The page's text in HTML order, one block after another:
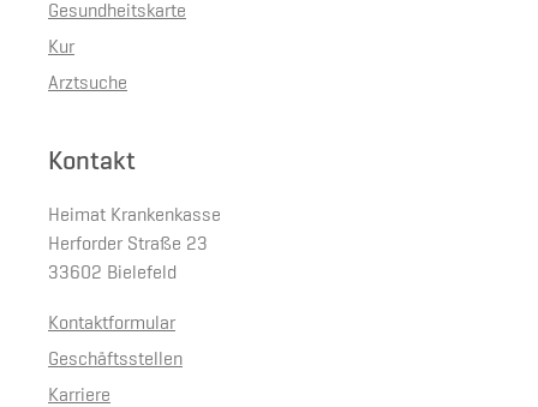
Gesundheitskarte
Kur
Arztsuche
Kontakt
Heimat Krankenkasse
Herforder Straße 23
33602 Bielefeld
Kontaktformular
Geschäftsstellen
Karriere